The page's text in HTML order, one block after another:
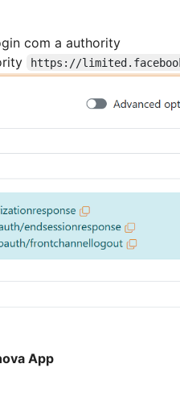
com a authority
https://
App